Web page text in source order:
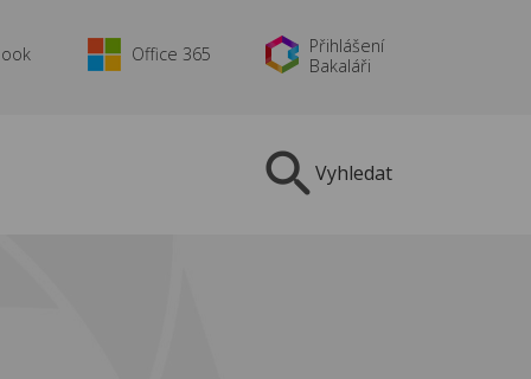
Office 365
Přihlášení
Bakaláři
Vyhledat